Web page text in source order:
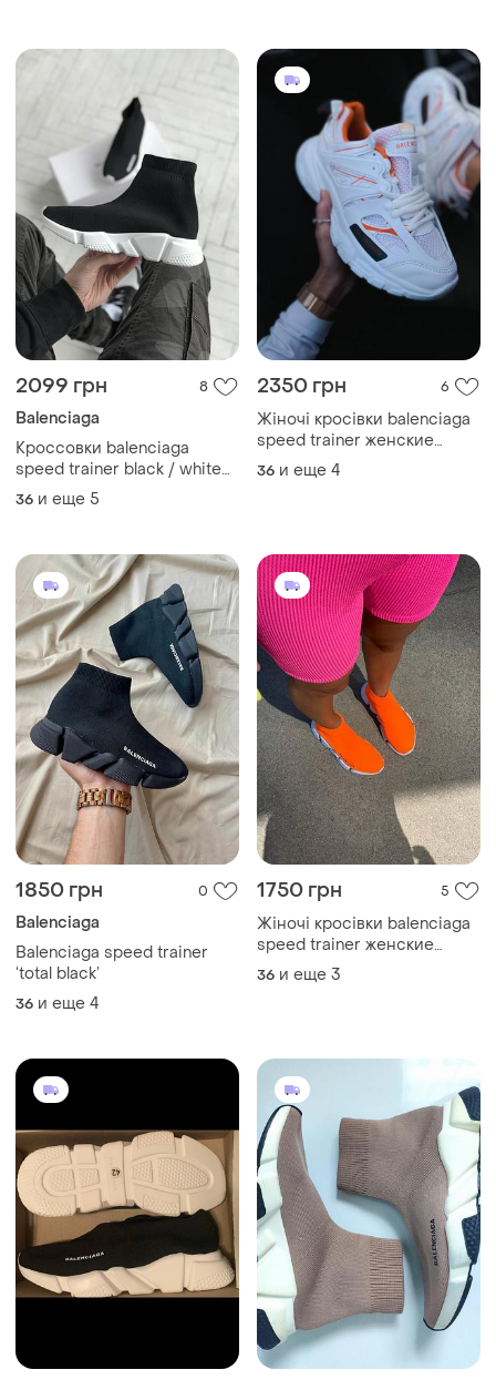
2099 грн 8
Balenciaga
Кроссовки balenciaga
speed trainer black / white
разграждающий sale
36 и еще 5
2350 грн 6
Жіночі кросівки balenciaga
speed trainer женские
кроссовки баленсиаги
36 и еще 4
1850 грн 0
Balenciaga
Balenciaga speed trainer
‘total black’
36 и еще 4
1750 грн 5
Жіночі кросівки balenciaga
speed trainer женские
кроссовки баленсиаги
36 и еще 3